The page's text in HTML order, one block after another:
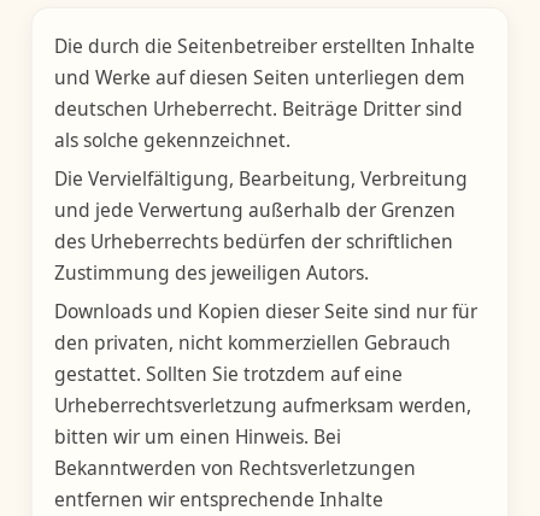
Die durch die Seitenbetreiber erstellten Inhalte
und Werke auf diesen Seiten unterliegen dem
deutschen Urheberrecht. Beiträge Dritter sind
als solche gekennzeichnet.
Die Vervielfältigung, Bearbeitung, Verbreitung
und jede Verwertung außerhalb der Grenzen
des Urheberrechts bedürfen der schriftlichen
Zustimmung des jeweiligen Autors.
Downloads und Kopien dieser Seite sind nur für
den privaten, nicht kommerziellen Gebrauch
gestattet. Sollten Sie trotzdem auf eine
Urheberrechtsverletzung aufmerksam werden,
bitten wir um einen Hinweis. Bei
Bekanntwerden von Rechtsverletzungen
entfernen wir entsprechende Inhalte